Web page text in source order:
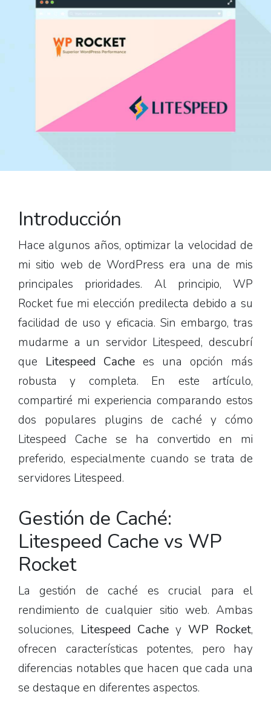
Introducción
Hace algunos años, optimizar la velocidad de
mi sitio web de WordPress era una de mis
principales prioridades. Al principio, WP
Rocket fue mi elección predilecta debido a su
facilidad de uso y eficacia. Sin embargo, tras
mudarme a un servidor Litespeed, descubrí
que Litespeed Cache es una opción más
robusta y completa. En este artículo,
compartiré mi experiencia comparando estos
dos populares plugins de caché y cómo
Litespeed Cache se ha convertido en mi
preferido, especialmente cuando se trata de
servidores Litespeed.
Gestión de Caché:
Litespeed Cache vs WP
Rocket
La gestión de caché es crucial para el
rendimiento de cualquier sitio web. Ambas
soluciones, Litespeed Cache y WP Rocket,
ofrecen características potentes, pero hay
diferencias notables que hacen que cada una
se destaque en diferentes aspectos.